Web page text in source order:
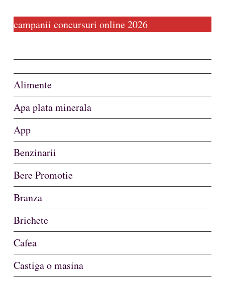
campanii concursuri online 2026
Alimente
Apa plata minerala
App
Benzinarii
Bere Promotie
Branza
Brichete
Cafea
Castiga o masina